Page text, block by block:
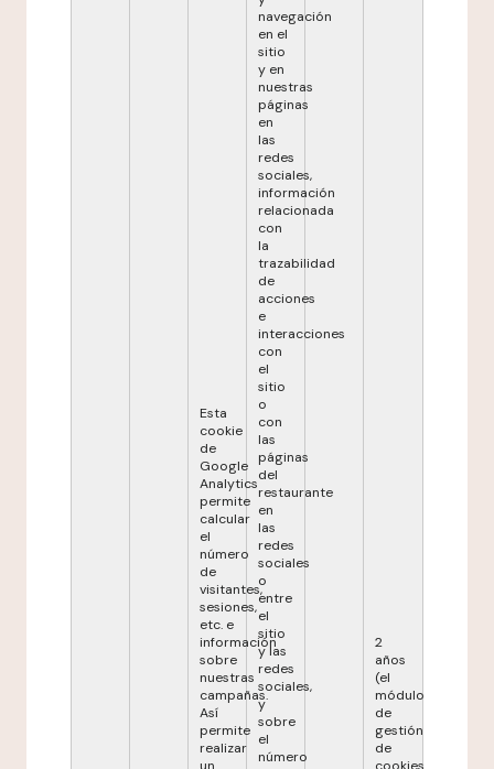
Esta
cookie
de
Google
Analytics
permite
calcular
el
número
de
visitantes,
sesiones,
etc. e
información
sobre
nuestras
campañas.
Así
permite
realizar
navegación
en el
sitio
y en
nuestras
páginas
en
las
redes
sociales,
información
relacionada
con
la
trazabilidad
de
acciones
e
interacciones
con
el
sitio
o
con
las
páginas
del
restaurante
en
las
redes
sociales
o
entre
el
sitio
y las
redes
sociales,
y
sobre
el
número
2
años
(el
módulo
de
gestión
de